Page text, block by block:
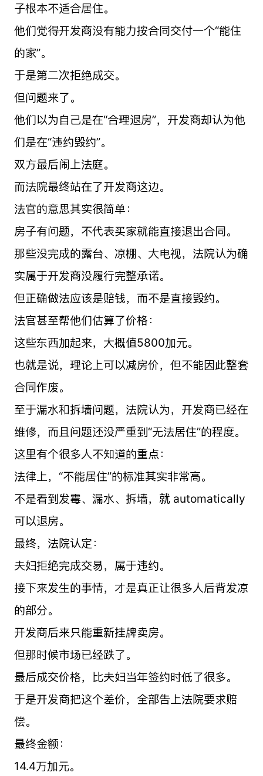
子根本不适合居住。
他们觉得开发商没有能力按合同交付一个“能住
的家”。
于是第二次拒绝成交。
但问题来了。
他们以为自己是在“合理退房”，开发商却认为他
们是在“违约毁约”。
双方最后闹上法庭。
而法院最终站在了开发商这边。
法官的意思其实很简单：
房子有问题，不代表买家就能直接退出合同。
那些没完成的露台、凉棚、大电视，法院认为确
实属于开发商没履行完整承诺。
但正确做法应该是赔钱，而不是直接毁约。
法官甚至帮他们估算了价格：
这些东西加起来，大概值5800加元。
也就是说，理论上可以减房价，但不能因此整套
合同作废。
至于漏水和拆墙问题，法院认为，开发商已经在
维修，而且问题还没严重到“无法居住”的程度。
这里有个很多人不知道的重点：
法律上，“不能居住”的标准其实非常高。
不是看到发霉、漏水、拆墙，就 automatically
可以退房。
最终，法院认定：
夫妇拒绝完成交易，属于违约。
接下来发生的事情，才是真正让很多人后背发凉
的部分。
开发商后来只能重新挂牌卖房。
但那时候市场已经跌了。
最后成交价格，比夫妇当年签约时低了很多。
于是开发商把这个差价，全部告上法院要求赔
偿。
最终金额：
14.4万加元。